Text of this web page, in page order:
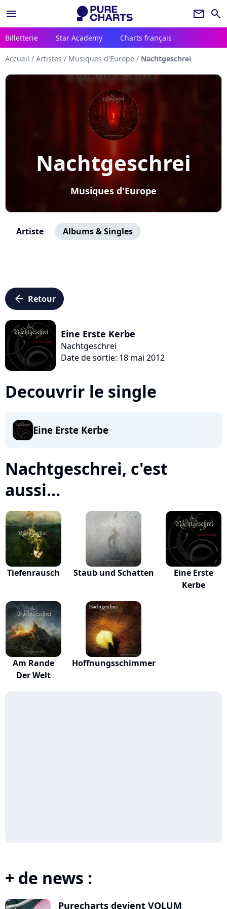
menu newsletter search
Billetterie Star Academy Charts français
Accueil / Artistes / Musiques d'Europe / Nachtgeschrei
Nachtgeschrei
Musiques d'Europe
Artiste Albums & Singles
arrow_left Retour
Eine Erste Kerbe
Nachtgeschrei
Date de sortie: 18 mai 2012
Decouvrir le single
Eine Erste Kerbe
Nachtgeschrei, c'est
aussi...
Tiefenrausch Staub und Schatten
Eine Erste
Kerbe
Am Rande
Der Welt
Hoffnungsschimmer
+ de news :
Purecharts devient VOLUM